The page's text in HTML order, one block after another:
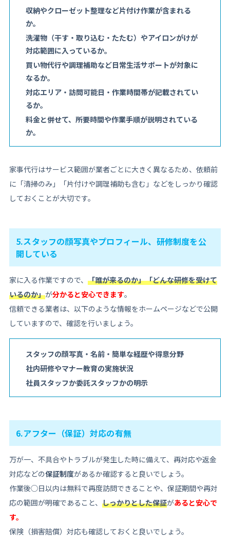
収納やクローゼット整理など片付け作業が含まれる
か。
洗濯物（干す・取り込む・たたむ）やアイロンがけが
対応範囲に入っているか。
買い物代行や調理補助など日常生活サポートが対象に
なるか。
対応エリア・訪問可能日・作業時間帯が記載されてい
るか。
料金と併せて、所要時間や作業手順が説明されている
か。
家事代行はサービス範囲が業者ごとに大きく異なるため、依頼前
に「清掃のみ」「片付けや調理補助も含む」などをしっかり確認
しておくことが大切です。
5.スタッフの顔写真やプロフィール、研修制度を公
開している
家に入る作業ですので、 「誰が来るのか」「どんな研修を受けて
いるのか」が分かると安心できます。
信頼できる業者は、以下のような情報をホームページなどで公開
していますので、確認を行いましょう。
スタッフの顔写真・名前・簡単な経歴や得意分野
社内研修やマナー教育の実施状況
社員スタッフか委託スタッフかの明示
6.アフター（保証）対応の有無
万が一、不具合やトラブルが発生した時に備えて、再対応や返金
対応などの保証制度があるか確認すると良いでしょう。
作業後◯日以内は無料で再度訪問できることや、保証期間や再対
応の範囲が明確であること、 しっかりとした保証があると安心で
す。
保険（損害賠償）対応も確認しておくと良いでしょう。